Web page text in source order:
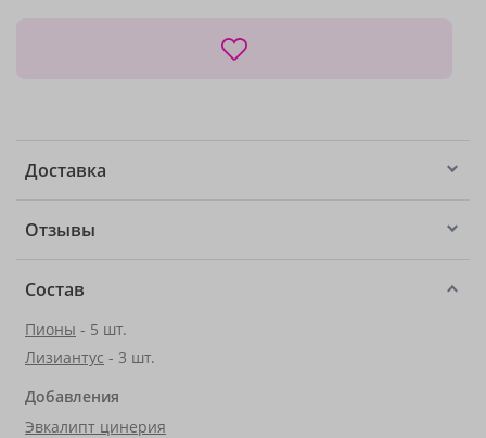
Доставка
Отзывы
Состав
Пионы - 5 шт.
Лизиантус - 3 шт.
Добавления
Эвкалипт цинерия